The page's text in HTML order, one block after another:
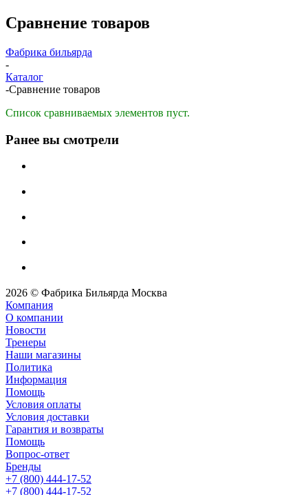
Сравнение товаров
Фабрика бильярда
-
Каталог
-Сравнение товаров
Список сравниваемых элементов пуст.
Ранее вы смотрели
2026 © Фабрика Бильярда Москва
Компания
О компании
Новости
Тренеры
Наши магазины
Политика
Информация
Помощь
Условия оплаты
Условия доставки
Гарантия и возвраты
Помощь
Вопрос-ответ
Бренды
+7 (800) 444-17-52
+7 (800) 444-17-52